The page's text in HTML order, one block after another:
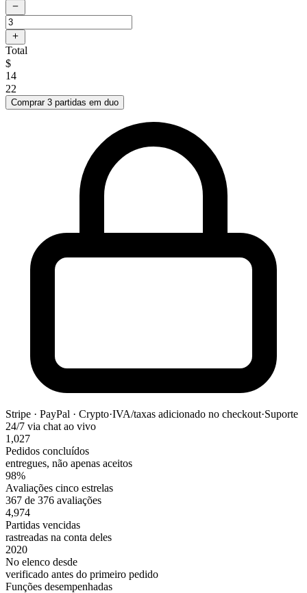
Total
$
14
22
Comprar 3 partidas em duo
Stripe · PayPal · Crypto·IVA/taxas adicionado no checkout·Suporte
24/7 via chat ao vivo
1,027
Pedidos concluídos
entregues, não apenas aceitos
98%
Avaliações cinco estrelas
367 de 376 avaliações
4,974
Partidas vencidas
rastreadas na conta deles
2020
No elenco desde
verificado antes do primeiro pedido
Funções desempenhadas